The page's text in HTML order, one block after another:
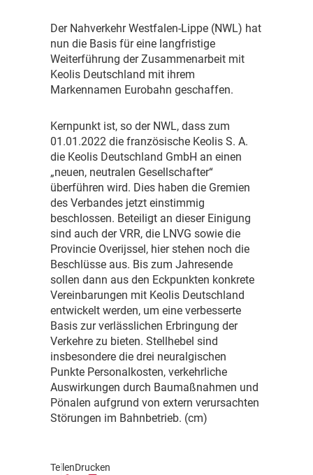
Der Nahverkehr Westfalen-Lippe (NWL) hat
nun die Basis für eine langfristige
Weiterführung der Zusammenarbeit mit
Keolis Deutschland mit ihrem
Markennamen Eurobahn geschaffen.
Kernpunkt ist, so der NWL, dass zum
01.01.2022 die französische Keolis S. A.
die Keolis Deutschland GmbH an einen
„neuen, neutralen Gesellschafter“
überführen wird. Dies haben die Gremien
des Verbandes jetzt einstimmig
beschlossen. Beteiligt an dieser Einigung
sind auch der VRR, die LNVG sowie die
Provincie Overijssel, hier stehen noch die
Beschlüsse aus. Bis zum Jahresende
sollen dann aus den Eckpunkten konkrete
Vereinbarungen mit Keolis Deutschland
entwickelt werden, um eine verbesserte
Basis zur verlässlichen Erbringung der
Verkehre zu bieten. Stellhebel sind
insbesondere die drei neuralgischen
Punkte Personalkosten, verkehrliche
Auswirkungen durch Baumaßnahmen und
Pönalen aufgrund von extern verursachten
Störungen im Bahnbetrieb. (cm)
TeilenDrucken